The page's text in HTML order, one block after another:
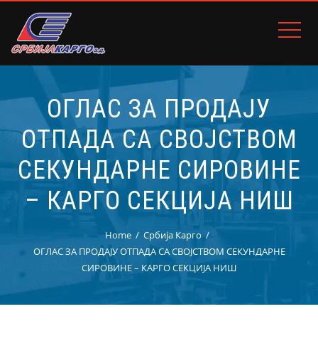
ОГЛАС ЗА ПРОДАЈУ
ОТПАДА СА СВОЈСТВОМ
СЕКУНДАРНЕ СИРОВИНЕ
– КАРГО СЕКЦИЈА НИШ
Home
Србија Карго
ОГЛАС ЗА ПРОДАЈУ ОТПАДА СА СВОЈСТВОМ СЕКУНДАРНЕ
СИРОВИНЕ – КАРГО СЕКЦИЈА НИШ